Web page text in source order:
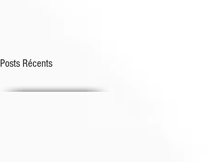
Posts Récents